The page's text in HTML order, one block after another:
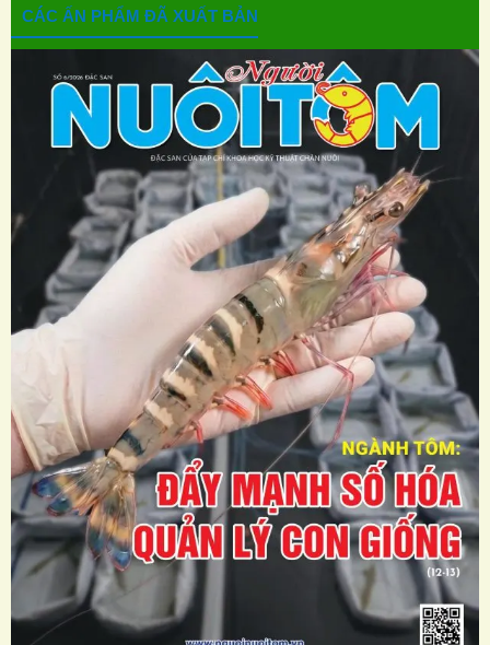
CÁC ẤN PHẨM ĐÃ XUẤT BẢN